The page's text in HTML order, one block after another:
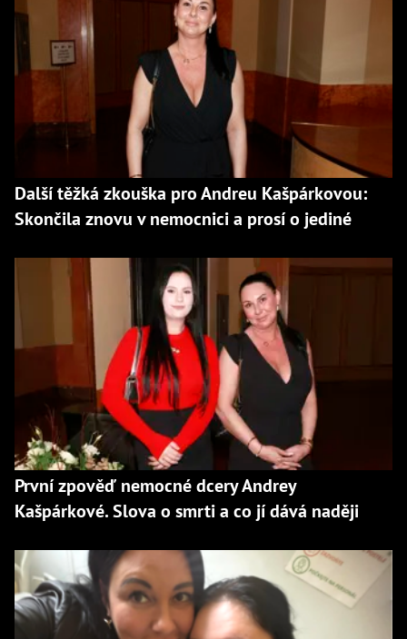
Další těžká zkouška pro Andreu Kašpárkovou:
Skončila znovu v nemocnici a prosí o jediné
První zpověď nemocné dcery Andrey
Kašpárkové. Slova o smrti a co jí dává naději